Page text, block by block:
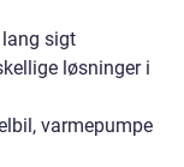
sigt
løsninger i
varmepumpe